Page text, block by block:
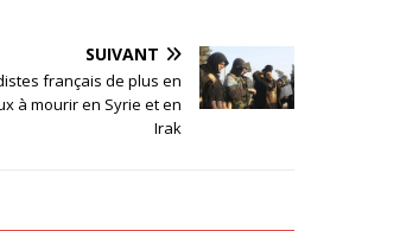
SUIVANT
français de plus en
à mourir en Syrie et en
Irak